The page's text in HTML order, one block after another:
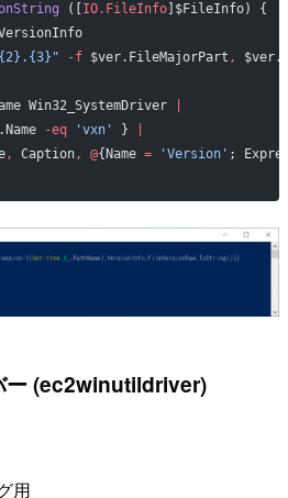
([ IO.FileInfo]$FileInfo) {
-f $ver.FileMajorPart ,
Win32_SystemDriver
.Name -eq 'vxn' }
, Caption, @{Name = 'Version' ;
ー (ec2winutildriver)
用